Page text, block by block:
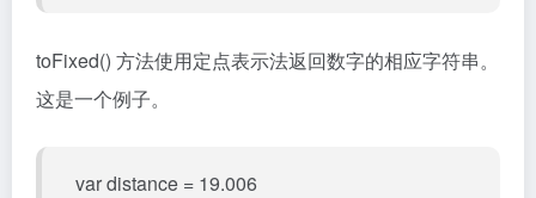
toFixed() 方法使用定点表示法返回数字的相应字符串。
这是一个例子。
var distance = 19.006